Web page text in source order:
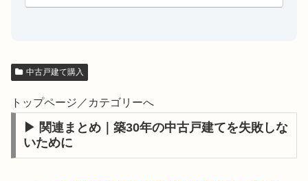
中古戸建て購入
トップページ／カテゴリーへ
▶ 関連まとめ｜築30年の中古戸建てを失敗しな
いために